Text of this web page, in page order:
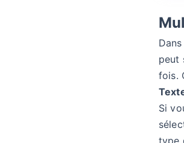
peut
fois.
Si
type